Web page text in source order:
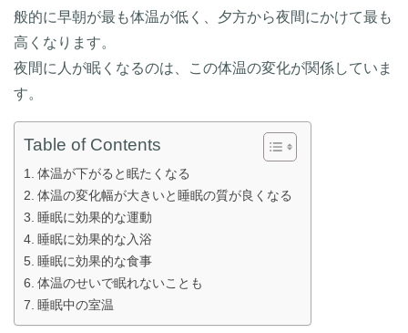
般的に早朝が最も体温が低く、夕方から夜間にかけて最も
高くなります。
夜間に人が眠くなるのは、この体温の変化が関係していま
す。
Table of Contents
体温が下がると眠たくなる
体温の変化幅が大きいと睡眠の質が良くなる
睡眠に効果的な運動
睡眠に効果的な入浴
睡眠に効果的な食事
体温のせいで眠れないことも
睡眠中の室温